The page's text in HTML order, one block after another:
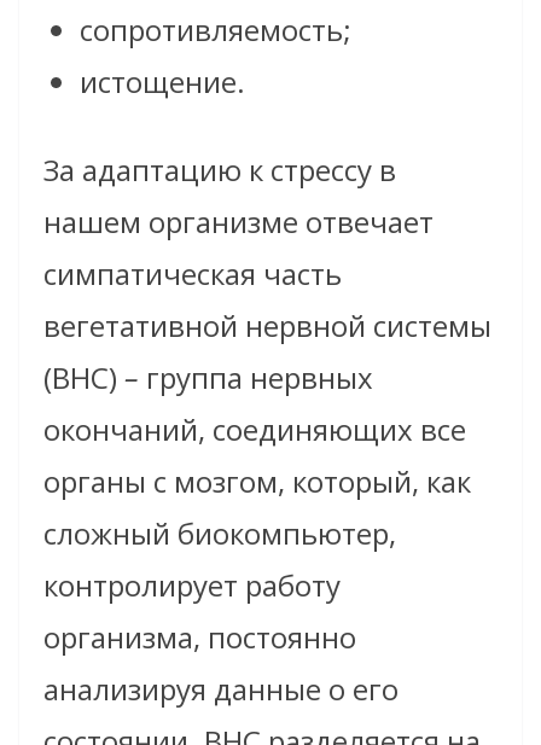
сопротивляемость;
истощение.
За адаптацию к стрессу в
нашем организме отвечает
симпатическая часть
вегетативной нервной системы
(ВНС) – группа нервных
окончаний, соединяющих все
органы с мозгом, который, как
сложный биокомпьютер,
контролирует работу
организма, постоянно
анализируя данные о его